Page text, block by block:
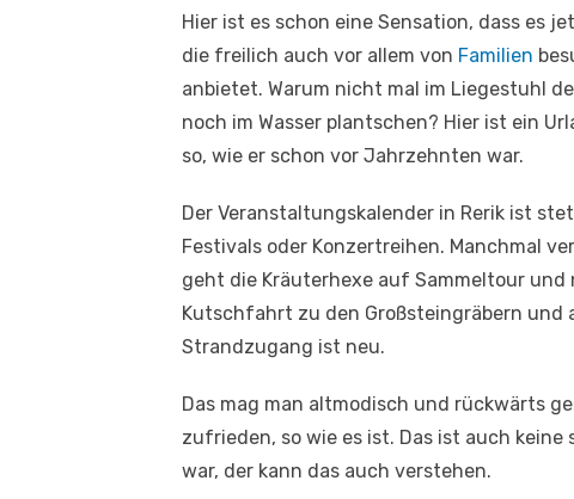
Hier ist es schon eine Sensation, dass es
die freilich auch vor allem von Familien
anbietet. Warum nicht mal im Liegestuhl
noch im Wasser plantschen? Hier ist ein
so, wie er schon vor Jahrzehnten war.
Der Veranstaltungskalender in Rerik ist
Festivals oder Konzertreihen. Manchmal
geht die Kräuterhexe auf Sammeltour
Kutschfahrt zu den Großsteingräbern und
Strandzugang ist neu.
Das mag man altmodisch und rückwärts
zufrieden, so wie es ist. Das ist auch
war, der kann das auch verstehen.